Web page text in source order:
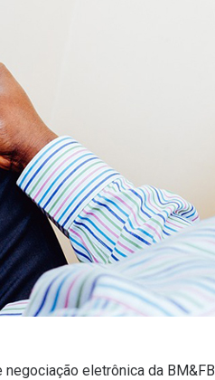
eletrônica da